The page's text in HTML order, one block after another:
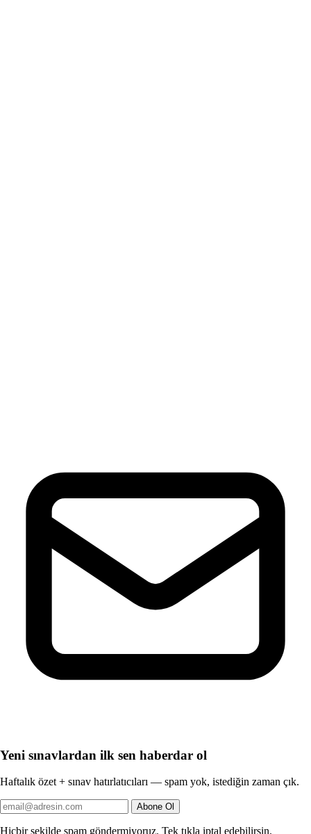
Yeni sınavlardan ilk sen haberdar ol
Haftalık özet + sınav hatırlatıcıları — spam yok, istediğin zaman çık.
Abone Ol
Hiçbir şekilde spam göndermiyoruz. Tek tıkla iptal edebilirsin.